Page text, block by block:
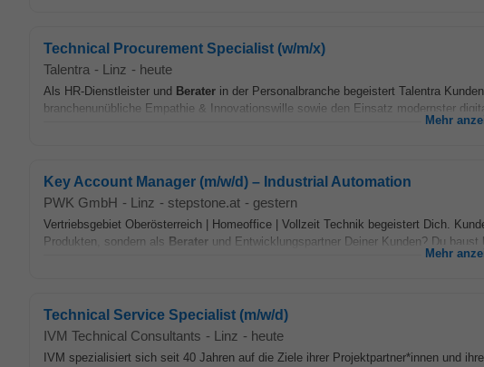
Technical Procurement Specialist (w/m/x)
Talentra - Linz - heute
Als HR-Dienstleister und Berater in der Personalbranche begeistert Talentra
branchenunübliche Empathie & Innovationswille sowie den Einsatz modernster
Mehr
Key Account Manager (m/w/d) – Industrial Automation
PWK GmbH - Linz - stepstone.at - gestern
Vertriebsgebiet Oberösterreich | Homeoffice | Vollzeit Technik begeistert Dich.
Produkten, sondern als Berater und Entwicklungspartner Deiner Kunden? Du baust
Mehr
Technical Service Specialist (m/w/d)
IVM Technical Consultants - Linz - heute
IVM spezialisiert sich seit 40 Jahren auf die Ziele ihrer Projektpartner*innen und